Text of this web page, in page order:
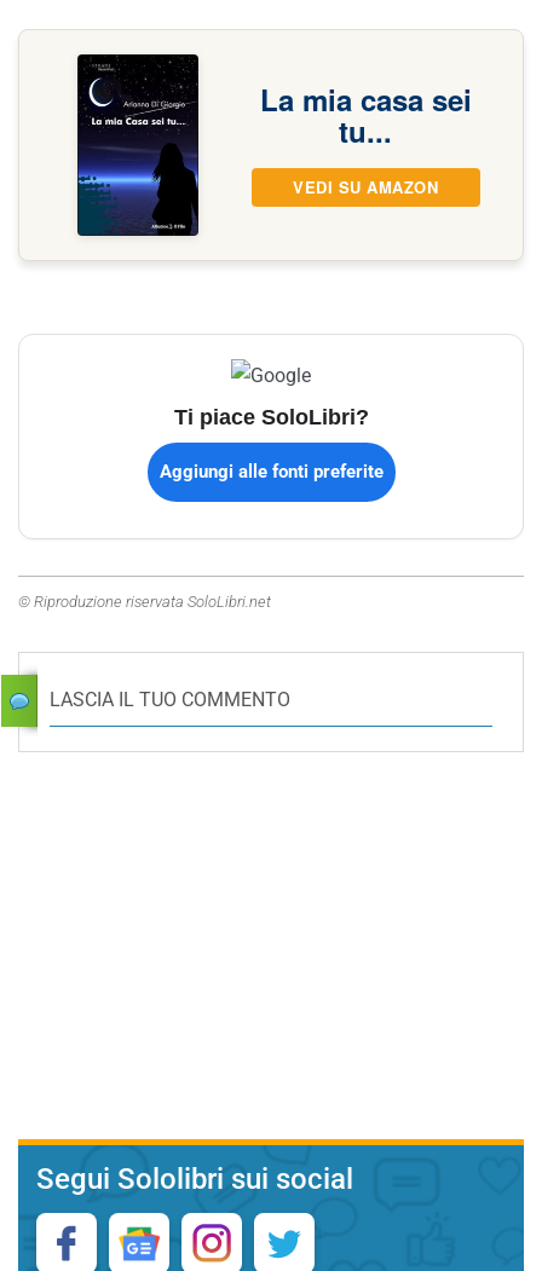
La mia casa sei
tu...
VEDI SU AMAZON
Ti piace SoloLibri?
Aggiungi alle fonti preferite
© Riproduzione riservata SoloLibri.net
LASCIA IL TUO COMMENTO
Segui Sololibri sui social